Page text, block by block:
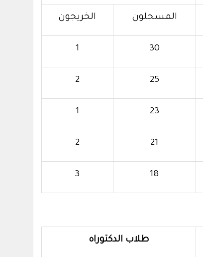
المسجلون الخريجون
30
1
25
2
23
1
21
2
18
3
طلاب الدكتوراه